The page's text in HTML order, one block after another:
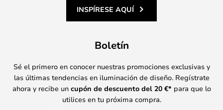
INSPÍRESE AQUÍ
Boletín
Sé el primero en conocer nuestras promociones exclusivas y
las últimas tendencias en iluminación de diseño. Regístrate
ahora y recibe un cupón de descuento del 20 €* para que lo
utilices en tu próxima compra.